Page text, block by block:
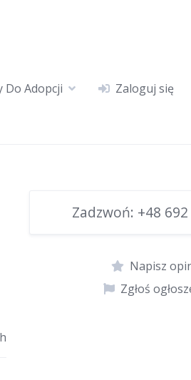
Do Adopcji Zaloguj się
Zadzwoń: +48
Napisz
Zgłoś